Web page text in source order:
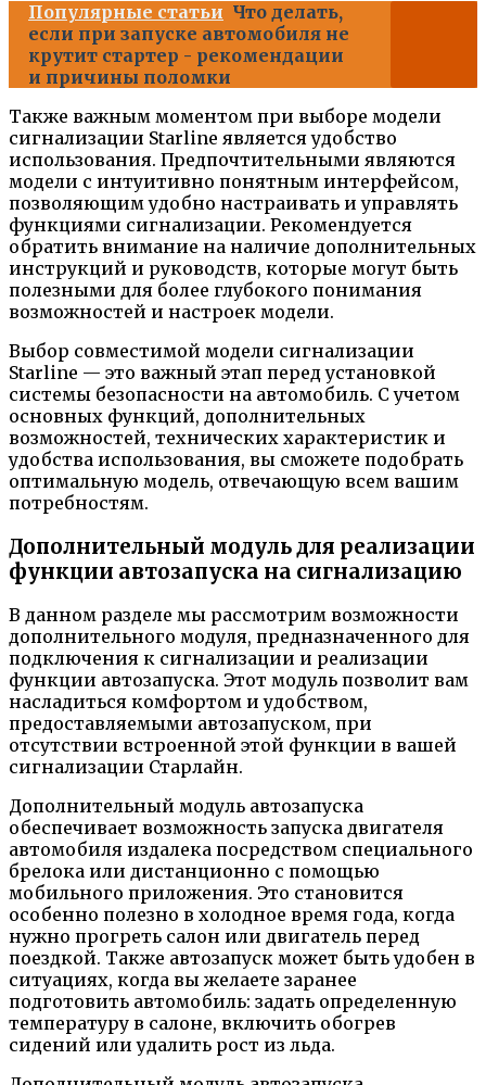
Популярные статьи Что делать,
если при запуске автомобиля не
крутит стартер - рекомендации
и причины поломки
Также важным моментом при выборе модели
сигнализации Starline является удобство
использования. Предпочтительными являются
модели с интуитивно понятным интерфейсом,
позволяющим удобно настраивать и управлять
функциями сигнализации. Рекомендуется
обратить внимание на наличие дополнительных
инструкций и руководств, которые могут быть
полезными для более глубокого понимания
возможностей и настроек модели.
Выбор совместимой модели сигнализации
Starline — это важный этап перед установкой
системы безопасности на автомобиль. С учетом
основных функций, дополнительных
возможностей, технических характеристик и
удобства использования, вы сможете подобрать
оптимальную модель, отвечающую всем вашим
потребностям.
Дополнительный модуль для реализации
функции автозапуска на сигнализацию
В данном разделе мы рассмотрим возможности
дополнительного модуля, предназначенного для
подключения к сигнализации и реализации
функции автозапуска. Этот модуль позволит вам
насладиться комфортом и удобством,
предоставляемыми автозапуском, при
отсутствии встроенной этой функции в вашей
сигнализации Старлайн.
Дополнительный модуль автозапуска
обеспечивает возможность запуска двигателя
автомобиля издалека посредством специального
брелока или дистанционно с помощью
мобильного приложения. Это становится
особенно полезно в холодное время года, когда
нужно прогреть салон или двигатель перед
поездкой. Также автозапуск может быть удобен в
ситуациях, когда вы желаете заранее
подготовить автомобиль: задать определенную
температуру в салоне, включить обогрев
сидений или удалить рост из льда.